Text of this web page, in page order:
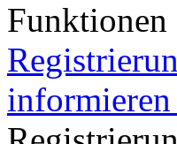
Funktionen